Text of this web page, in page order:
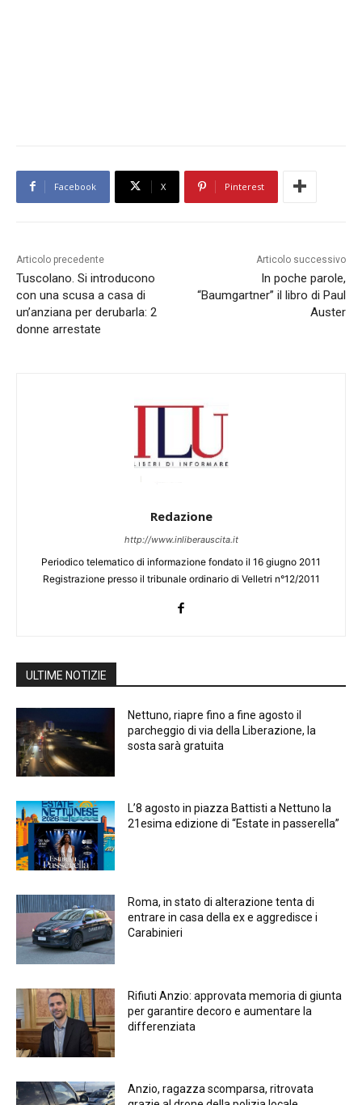
Facebook X Pinterest
Articolo precedente
Tuscolano. Si introducono
con una scusa a casa di
un’anziana per derubarla: 2
donne arrestate
Articolo successivo
In poche parole,
“Baumgartner” il libro di Paul
Auster
Redazione
http://www.inliberauscita.it
Periodico telematico di informazione fondato il 16 giugno 2011
Registrazione presso il tribunale ordinario di Velletri n°12/2011
ULTIME NOTIZIE
Nettuno, riapre fino a fine agosto il
parcheggio di via della Liberazione, la
sosta sarà gratuita
L’8 agosto in piazza Battisti a Nettuno la
21esima edizione di “Estate in passerella”
Roma, in stato di alterazione tenta di
entrare in casa della ex e aggredisce i
Carabinieri
Rifiuti Anzio: approvata memoria di giunta
per garantire decoro e aumentare la
differenziata
Anzio, ragazza scomparsa, ritrovata